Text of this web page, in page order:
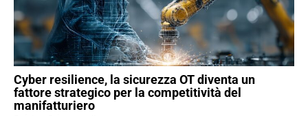
Cyber resilience, la sicurezza OT diventa un
fattore strategico per la competitività del
manifatturiero